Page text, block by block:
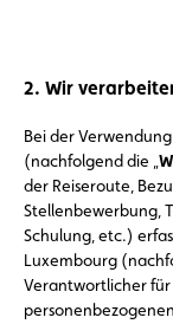
2. Wir
Bei der
(nachfolgend die „
der Reiseroute,
Stellenbewerbung,
Schulung, etc.)
Luxembourg
Verantwortlicher